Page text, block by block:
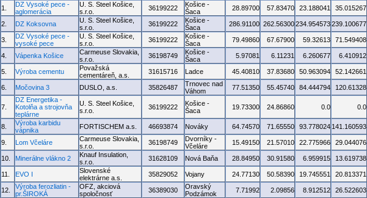
1.
DZ Vysoké pece -
aglomerácia
U. S. Steel Košice,
s.r.o.
36199222
Košice -
Šaca
28.89700 57.83470 23.188041 35.015267
2. DZ Koksovna
U. S. Steel Košice,
s.r.o.
36199222
Košice -
Šaca
286.91100 262.56300234.954573239.100677
3.
DZ Vysoké pece -
vysoké pece
U. S. Steel Košice,
s.r.o.
36199222
Košice -
Šaca
79.49860 67.67900 59.32613 71.549408
4. Vápenka Košice
Carmeuse Slovakia,
s.r.o.
36198749
Košice -
Šaca
5.97081 6.11231 6.260677 6.410912
5. Výroba cementu
Považská
cementáreň, a.s.
31615716 Ladce 45.40810 37.83680 50.963094 52.142661
6. Močovina 3 DUSLO, a.s. 35826487
Trnovec nad
Váhom
77.51350 55.45740 84.444794 120.61328
7.
DZ Energetika -
Kotolňa a strojovňa
teplárne
U. S. Steel Košice,
s.r.o.
36199222
Košice -
Šaca
19.73300 24.86860 0.0 0.0
8.
Výroba karbidu
vápnika
FORTISCHEM a.s. 46693874 Nováky 64.74570 71.65550 93.778024 141.160593
9. Lom Včeláre
Carmeuse Slovakia,
s.r.o.
36198749
Dvorníky -
Včeláre
15.49150 21.57010 22.775966 29.044076
10. Minerálne vlákno 2
Knauf Insulation,
s.r.o.
31628109 Nová Baňa 28.84950 30.91580 6.959915 13.619738
11. EVO I
Slovenské
elektrárne a.s.
35829052 Vojany 24.77130 50.58390 19.745551 20.813371
12.
Výroba ferozliatin -
pr.ŠIROKÁ
OFZ, akciová
spoločnosť
36389030
Oravský
Podzámok
7.71992 2.09856 8.912512 26.522603